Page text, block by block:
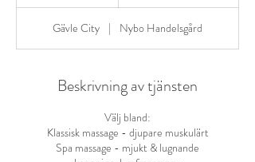
i
n
Gävle City | Nybo Handelsgård
Beskrivning av tjänsten
Välj bland:
Klassisk massage - djupare muskulärt
Spa massage - mjukt & lugnande